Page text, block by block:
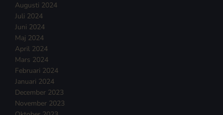
Augusti 2024
Juli 2024
Juni 2024
Maj 2024
April 2024
Mars 2024
Februari 2024
Januari 2024
December 2023
November 2023